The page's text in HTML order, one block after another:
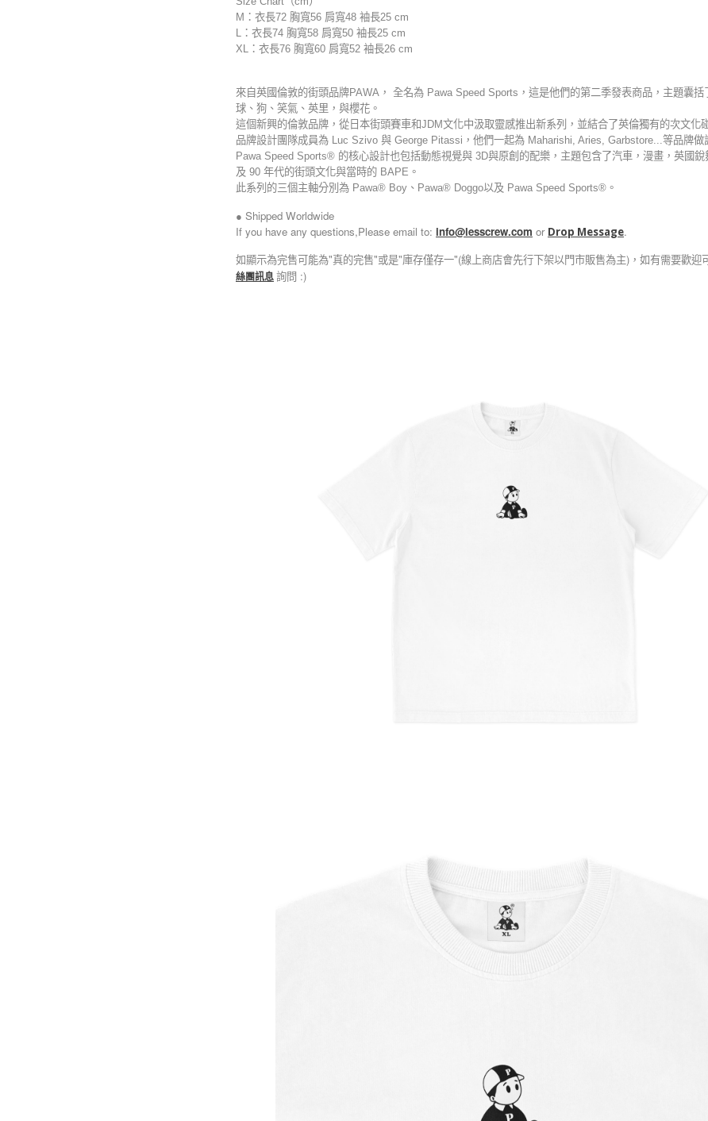
M：衣長72 胸寬56 肩寬48 袖長25 cm
L：衣長74 胸寬58 肩寬50 袖長25 cm
XL：衣長76 胸寬60 肩寬52 袖長26 cm
來自英國倫敦的街頭品牌PAWA， 全名為 Pawa Speed Sports，這是他們的第二季發表商品，主題囊括
球、狗、笑氣、英里，與櫻花。
這個新興的倫敦品牌，從日本街頭賽車和JDM文化中汲取靈感推出新系列，並結合了英倫獨有的次文化
品牌設計團隊成員為 Luc Szivo 與 George Pitassi，他們一起為 Maharishi, Aries, Garbstore...等品牌做
Pawa Speed Sports® 的核心設計也包括動態視覺與 3D與原創的配樂，主題包含了汽車，漫畫，英國銳
及 90 年代的街頭文化與當時的 BAPE。
此系列的三個主軸分別為 Pawa® Boy、Pawa® Doggo以及 Pawa Speed Sports®。
● Shipped Worldwide
If you have any questions,Please email to: info@lesscrew.com or Drop Message.
如顯示為完售可能為"真的完售"或是"庫存僅存一"(線上商店會先行下架以門市販售為主)，如有需要歡迎
絲團訊息詢問 :)